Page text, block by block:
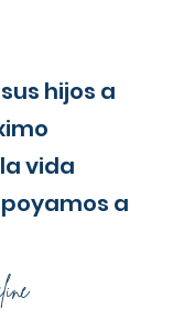
hijos a
vida
a